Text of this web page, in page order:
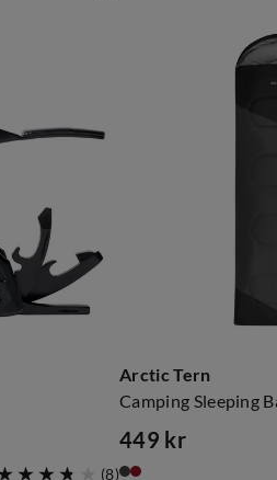
(8)
Arctic Tern
Camping Sleeping
price
449 kr